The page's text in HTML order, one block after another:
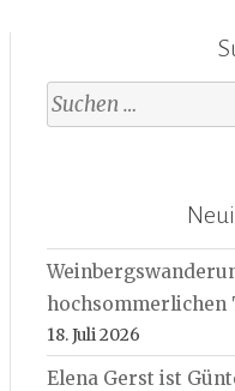
Suche
nach:
hochsommerlichen
18. Juli 2026
Elena Gerst ist